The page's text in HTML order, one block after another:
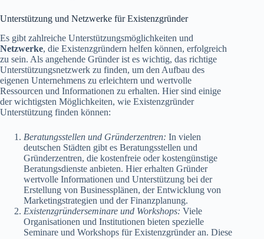
Unterstützung und Netzwerke für Existenzgründer
Es gibt zahlreiche Unterstützungsmöglichkeiten und
Netzwerke, die Existenzgründern helfen können, erfolgreich
zu sein. Als angehende Gründer ist es wichtig, das richtige
Unterstützungsnetzwerk zu finden, um den Aufbau des
eigenen Unternehmens zu erleichtern und wertvolle
Ressourcen und Informationen zu erhalten. Hier sind einige
der wichtigsten Möglichkeiten, wie Existenzgründer
Unterstützung finden können:
Beratungsstellen und Gründerzentren: In vielen
deutschen Städten gibt es Beratungsstellen und
Gründerzentren, die kostenfreie oder kostengünstige
Beratungsdienste anbieten. Hier erhalten Gründer
wertvolle Informationen und Unterstützung bei der
Erstellung von Businessplänen, der Entwicklung von
Marketingstrategien und der Finanzplanung.
Existenzgründerseminare und Workshops: Viele
Organisationen und Institutionen bieten spezielle
Seminare und Workshops für Existenzgründer an. Diese